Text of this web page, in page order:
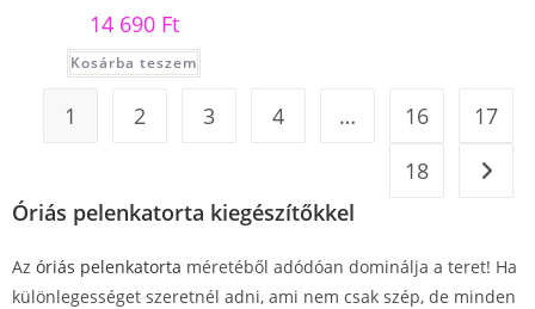
14 690 Ft
Kosárba teszem
1 2 3 4 … 16
17
18
Óriás pelenkatorta kiegészítőkkel
Az óriás pelenkatorta méretéből adódóan dominálja a teret! Ha
különlegességet szeretnél adni, ami nem csak szép, de minden